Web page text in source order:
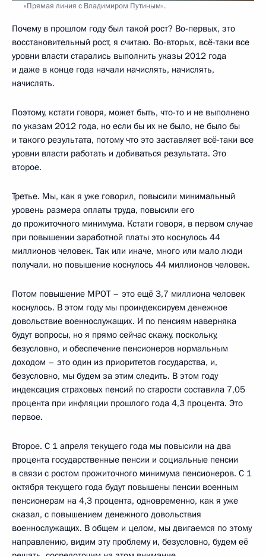
«Прямая линия с Владимиром Путиным».
Почему в прошлом году был такой рост? Во-первых, это
восстановительный рост, я считаю. Во-вторых, всё-таки все
уровни власти старались выполнить указы 2012 года
и даже в конце года начали начислять, начислять,
начислять.
Поэтому, кстати говоря, может быть, что-то и не выполнено
по указам 2012 года, но если бы их не было, не было бы
и такого результата, потому что это заставляет всё-таки все
уровни власти работать и добиваться результата. Это
второе.
Третье. Мы, как я уже говорил, повысили минимальный
уровень размера оплаты труда, повысили его
до прожиточного минимума. Кстати говоря, в первом случае
при повышении заработной платы это коснулось 44
миллионов человек. Так или иначе, много или мало люди
получали, но повышение коснулось 44 миллионов человек.
Потом повышение МРОТ – это ещё 3,7 миллиона человек
коснулось. В этом году мы проиндексируем денежное
довольствие военнослужащих. И по пенсиям наверняка
будут вопросы, но я прямо сейчас скажу, поскольку,
безусловно, и обеспечение пенсионеров нормальным
доходом – это один из приоритетов государства, и,
безусловно, мы будем за этим следить. В этом году
индексация страховых пенсий по старости составила 7,05
процента при инфляции прошлого года 4,3 процента. Это
первое.
Второе. С 1 апреля текущего года мы повысили на два
процента государственные пенсии и социальные пенсии
в связи с ростом прожиточного минимума пенсионеров. С 1
октября текущего года будут повышены пенсии военным
пенсионерам на 4,3 процента, одновременно, как я уже
сказал, с повышением денежного довольствия
военнослужащих. В общем и целом, мы двигаемся по этому
направлению, видим эту проблему и, безусловно, будем её